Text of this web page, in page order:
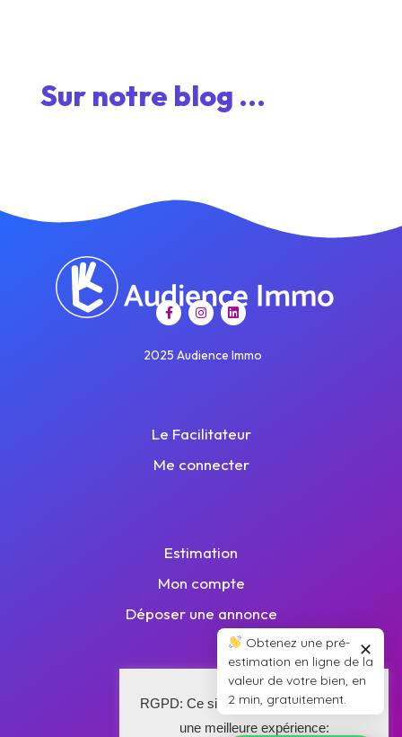
Sur notre blog ...
2025 Audience Immo
Le Facilitateur
Me connecter
Estimation
Mon compte
Déposer une annonce
Plan de site
Nos annonces
RGPD: Ce site utilise des cookies pour
une meilleure expérience:
Obtenez une pré-
estimation en ligne de la
valeur de votre bien, en
2 min, gratuitement.
✕